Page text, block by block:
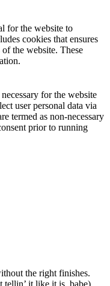
for the website to
cookies that ensures
the website. These
for the website
user personal data via
termed as non-necessary
prior to running
the right finishes.